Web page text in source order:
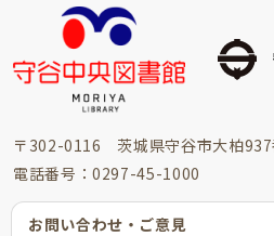
〒302-0116 茨城県守谷市大柏937
電話番号：0297-45-1000
お問い合わせ・ご意見